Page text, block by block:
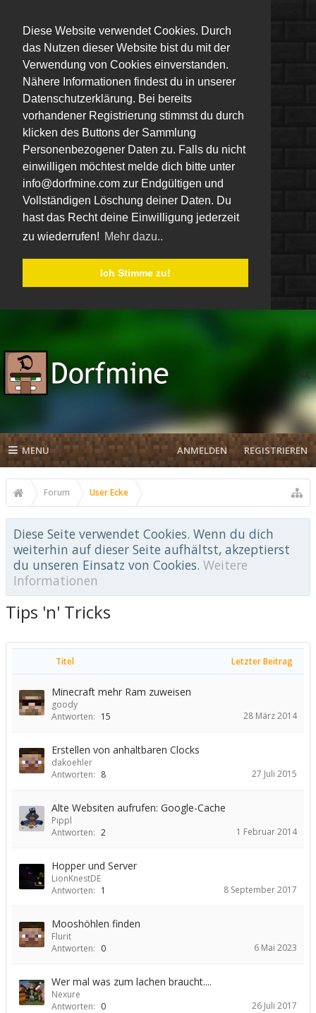
Diese Website verwendet Cookies. Durch
das Nutzen dieser Website bist du mit der
Verwendung von Cookies einverstanden.
Nähere Informationen findest du in unserer
Datenschutzerklärung. Bei bereits
vorhandener Registrierung stimmst du durch
klicken des Buttons der Sammlung
Personenbezogener Daten zu. Falls du nicht
einwilligen möchtest melde dich bitte unter
info@dorfmine.com zur Endgültigen und
Vollständigen Löschung deiner Daten. Du
hast das Recht deine Einwilligung jederzeit
zu wiederrufen! Mehr dazu..
Ich Stimme zu!
MENU ANMELDEN REGISTRIEREN
Forum User Ecke
Diese Seite verwendet Cookies. Wenn du dich
weiterhin auf dieser Seite aufhältst, akzeptierst
du unseren Einsatz von Cookies. Weitere
Informationen
Tips 'n' Tricks
Titel Letzter Beitrag
Minecraft mehr Ram zuweisen
goody
Antworten: 15 28 März 2014
Erstellen von anhaltbaren Clocks
dakoehler
Antworten: 8 27 Juli 2015
Alte Websiten aufrufen: Google-Cache
Pippl
Antworten: 2 1 Februar 2014
Hopper und Server
LionKnestDE
Antworten: 1 8 September 2017
Mooshöhlen finden
Flurit
Antworten: 0 6 Mai 2023
Wer mal was zum lachen braucht....
Nexure
Antworten: 0 26 Juli 2017